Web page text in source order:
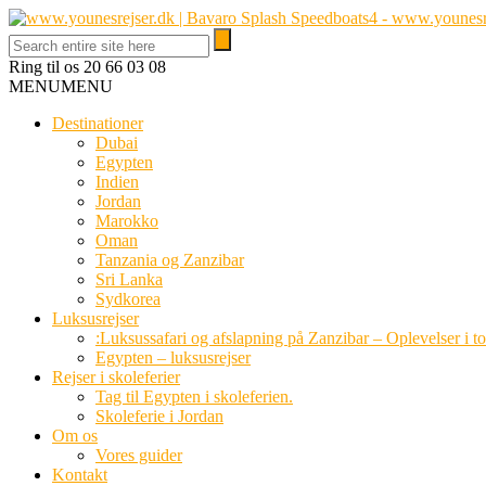
Ring til os 20 66 03 08
MENUMENU
Destinationer
Dubai
Egypten
Indien
Jordan
Marokko
Oman
Tanzania og Zanzibar
Sri Lanka
Sydkorea
Luksusrejser
:Luksussafari og afslapning på Zanzibar – Oplevelser i
Egypten – luksusrejser
Rejser i skoleferier
Tag til Egypten i skoleferien.
Skoleferie i Jordan
Om os
Vores guider
Kontakt